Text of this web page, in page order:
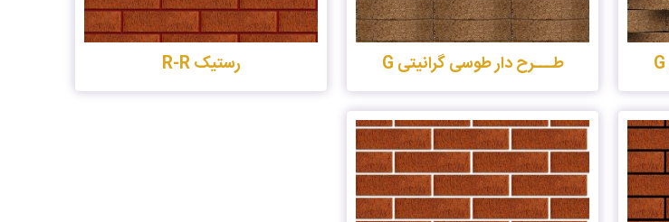
طـــرح دار طوسی گرانیتی G رستیک R-R